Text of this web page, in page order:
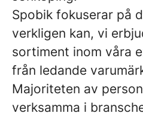
Spobik fokuserar på
verkligen kan, vi
sortiment inom våra
från ledande
Majoriteten av
verksamma i